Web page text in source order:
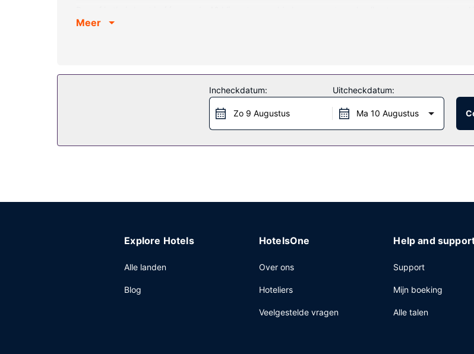
kabelzenders, terwijl je dankzij gratis wifi online blijft. De privébadkamers zijn uitgerust met
Bestel iets lekkers in de koffiebar/het café van dit motel.
Meer
Incheckdatum:
Zo 9 Augustus
Uitcheckdatum:
Ma 10 Augustus
Explore Hotels
Alle landen
Blog
HotelsOne
Over ons
Hoteliers
Veelgestelde vragen
Help and
Support
Mijn boeking
Alle talen